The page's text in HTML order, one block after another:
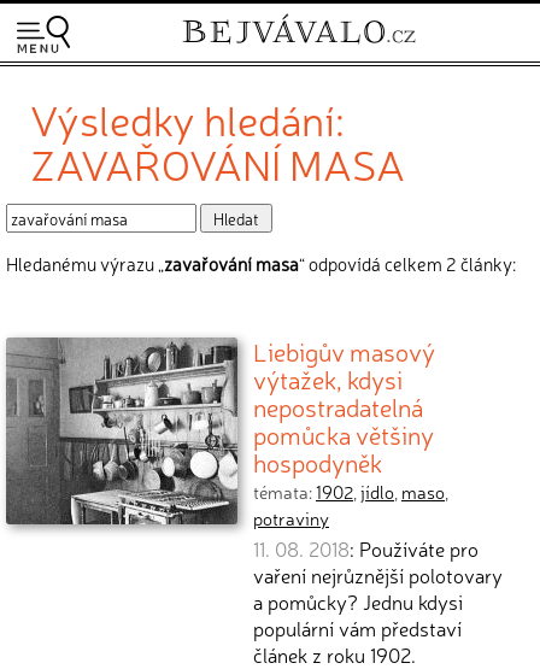
Výsledky hledání:
ZAVAŘOVÁNÍ MASA
Hledanému výrazu „zavařování masa“ odpovídá celkem 2 články:
Liebigův masový
výtažek, kdysi
nepostradatelná
pomůcka většiny
hospodyněk
témata:1902,jídlo, maso,
potraviny
11. 08. 2018: Používáte pro
vaření nejrůznější polotovary
a pomůcky? Jednu kdysi
populární vám představí
článek z roku 1902.